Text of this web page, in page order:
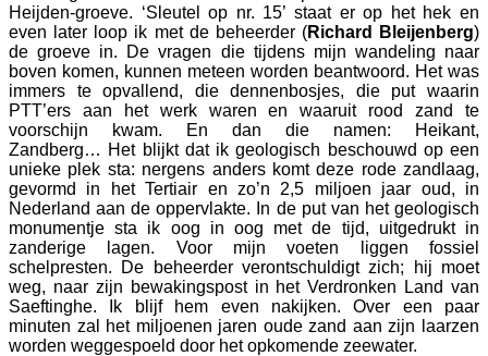
Heijden-groeve. ‘Sleutel op nr. 15’ staat er op het hek en
even later loop ik met de beheerder (Richard Bleijenberg)
de groeve in. De vragen die tijdens mijn wandeling naar
boven komen, kunnen meteen worden beantwoord. Het was
immers te opvallend, die dennenbosjes, die put waarin
PTT’ers aan het werk waren en waaruit rood zand te
voorschijn kwam. En dan die namen: Heikant,
Zandberg… Het blijkt dat ik geologisch beschouwd op een
unieke plek sta: nergens anders komt deze rode zandlaag,
gevormd in het Tertiair en zo’n 2,5 miljoen jaar oud, in
Nederland aan de oppervlakte. In de put van het geologisch
monumentje sta ik oog in oog met de tijd, uitgedrukt in
zanderige lagen. Voor mijn voeten liggen fossiel
schelpresten. De beheerder verontschuldigt zich; hij moet
weg, naar zijn bewakingspost in het Verdronken Land van
Saeftinghe. Ik blijf hem even nakijken. Over een paar
minuten zal het miljoenen jaren oude zand aan zijn laarzen
worden weggespoeld door het opkomende zeewater.